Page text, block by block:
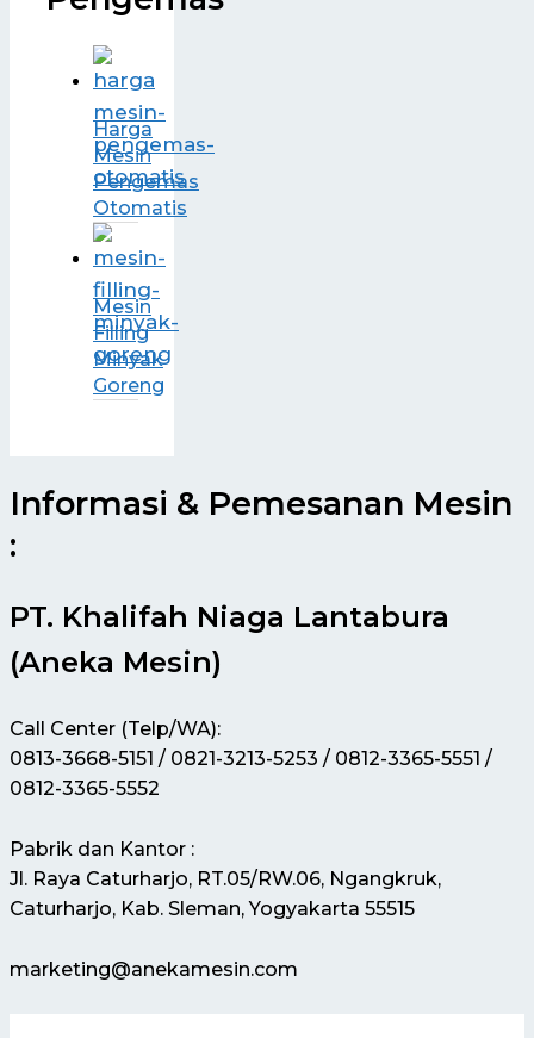
Harga
Mesin
Pengemas
Otomatis
Mesin
Filling
Minyak
Goreng
Informasi & Pemesanan Mesin
:
PT. Khalifah Niaga Lantabura
(Aneka Mesin)
Call Center (Telp/WA):
0813-3668-5151 / 0821-3213-5253 / 0812-3365-5551 /
0812-3365-5552
Pabrik dan Kantor :
Jl. Raya Caturharjo, RT.05/RW.06, Ngangkruk,
Caturharjo, Kab. Sleman, Yogyakarta 55515
marketing@anekamesin.com